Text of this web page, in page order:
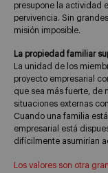
presupone la actividad
pervivencia. Sin
misión imposible.
La propiedad familiar
La unidad de los
proyecto empresarial
que sea más fuerte, de
situaciones externas
Cuando una familia
empresarial está
difícilmente asumirían
Los valores son otra